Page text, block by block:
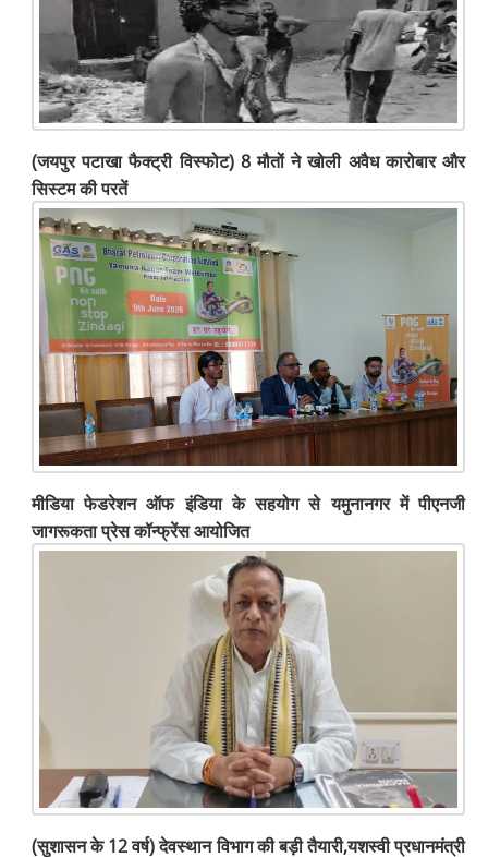
(जयपुर पटाखा फैक्ट्री विस्फोट) 8 मौतों ने खोली अवैध कारोबार और
सिस्टम की परतें
मीडिया फेडरेशन ऑफ इंडिया के सहयोग से यमुनानगर में पीएनजी
जागरूकता प्रेस कॉन्फ्रेंस आयोजित
(सुशासन के 12 वर्ष) देवस्थान विभाग की बड़ी तैयारी,यशस्वी प्रधानमंत्री